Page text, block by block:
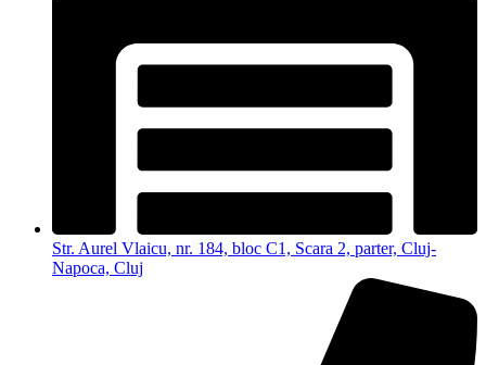
Str. Aurel Vlaicu, nr. 184, bloc C1, Scara 2, parter, Cluj-
Napoca, Cluj